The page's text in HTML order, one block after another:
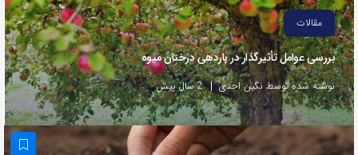
مقالات
بررسی عوامل تأثیرگذار در باردهی درختان میوه
نوشته شده توسط نگین احدی 2 سال پیش